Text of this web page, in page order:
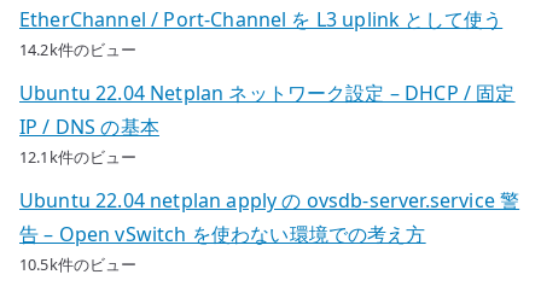
EtherChannel / Port-Channel を L3 uplink として使う
14.2k件のビュー
Ubuntu 22.04 Netplan ネットワーク設定 – DHCP / 固定
IP / DNS の基本
12.1k件のビュー
Ubuntu 22.04 netplan apply の ovsdb-server.service 警
告 – Open vSwitch を使わない環境での考え方
10.5k件のビュー